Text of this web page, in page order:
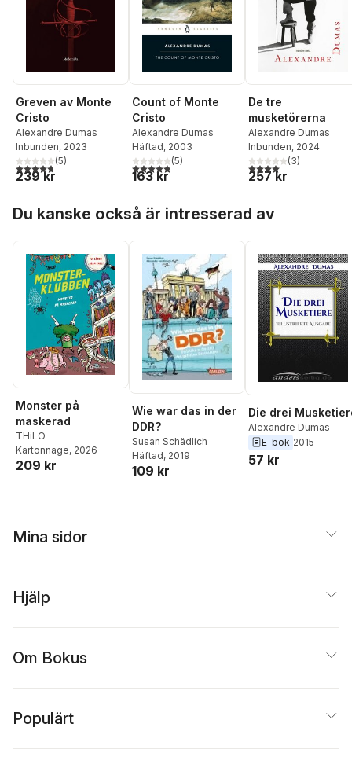
Greven av Monte
Cristo
Alexandre Dumas
Inbunden, 2023
4,8utav 5 stjärnor. Totalt antal röster:
(5)
239 kr
Count of Monte
Cristo
Alexandre Dumas
Häftad, 2003
4,8utav 5 stjärnor. Totalt antal röster:
(5)
163 kr
De tre
musketörerna
Alexandre Dumas
Inbunden, 2024
4,0utav 5 stjärnor.
(3)
257 kr
Du kanske också är intresserad av
Monster på
maskerad
THiLO
Kartonnage, 2026
209 kr
Wie war das in der
DDR?
Susan Schädlich
Häftad, 2019
109 kr
Die drei
Alexandre Dumas
E-bok 2015
57 kr
Mina sidor
Hjälp
Om Bokus
Populärt